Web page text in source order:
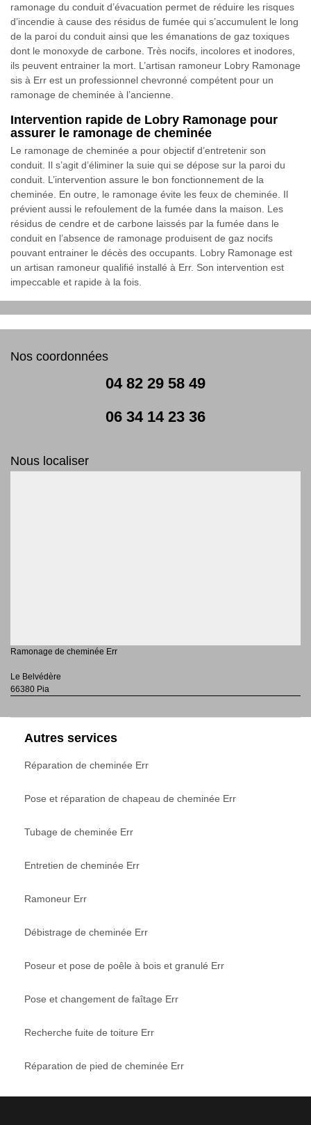
ramonage du conduit d’évacuation permet de réduire les risques
d’incendie à cause des résidus de fumée qui s’accumulent le long
de la paroi du conduit ainsi que les émanations de gaz toxiques
dont le monoxyde de carbone. Très nocifs, incolores et inodores,
ils peuvent entrainer la mort. L’artisan ramoneur Lobry Ramonage
sis à Err est un professionnel chevronné compétent pour un
ramonage de cheminée à l’ancienne.
Intervention rapide de Lobry Ramonage pour
assurer le ramonage de cheminée
Le ramonage de cheminée a pour objectif d’entretenir son
conduit. Il s’agit d’éliminer la suie qui se dépose sur la paroi du
conduit. L’intervention assure le bon fonctionnement de la
cheminée. En outre, le ramonage évite les feux de cheminée. Il
prévient aussi le refoulement de la fumée dans la maison. Les
résidus de cendre et de carbone laissés par la fumée dans le
conduit en l’absence de ramonage produisent de gaz nocifs
pouvant entrainer le décès des occupants. Lobry Ramonage est
un artisan ramoneur qualifié installé à Err. Son intervention est
impeccable et rapide à la fois.
Nos coordonnées
04 82 29 58 49
06 34 14 23 36
Nous localiser
Ramonage de cheminée Err
Le Belvédère
66380 Pia
Autres services
Réparation de cheminée Err
Pose et réparation de chapeau de cheminée Err
Tubage de cheminée Err
Entretien de cheminée Err
Ramoneur Err
Débistrage de cheminée Err
Poseur et pose de poêle à bois et granulé Err
Pose et changement de faîtage Err
Recherche fuite de toiture Err
Réparation de pied de cheminée Err